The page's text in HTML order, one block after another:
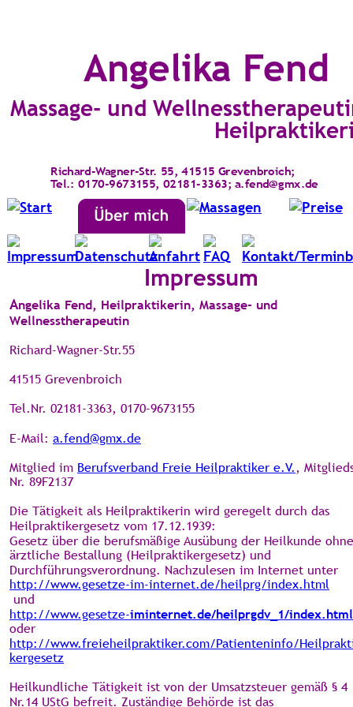
Impressum
Angelika Fend, Heilpraktikerin, Massage- und
Wellnesstherapeutin
Richard-Wagner-Str.55
41515 Grevenbroich
Tel.Nr. 02181-3363, 0170-9673155
E-Mail: a.fend@gmx.de
Mitglied im Berufsverband Freie Heilpraktiker e.V.,
Nr. 89F2137
Die Tätigkeit als Heilpraktikerin wird geregelt durch das
Heilpraktikergesetz vom 17.12.1939:
Gesetz über die berufsmäßige Ausübung der Heilkunde
ärztliche Bestallung (Heilpraktikergesetz) und
Durchführungsverordnung. Nachzulesen im Internet unter
http://www.gesetze-im-internet.de/heilprg/index.html
und
http://www.gesetze-iminternet.de/heilprgdv_1/index.html
oder
http://www.freieheilpraktiker.com/Patienteninfo/
kergesetz
Heilkundliche Tätigkeit ist von der Umsatzsteuer gemäß § 4
Nr.14 UStG befreit. Zuständige Behörde ist das
Angelika Fend
Massage- und
Richard-Wagner-Str. 55, 41515 Grevenbroich;
Tel.: 0170-9673155, 02181-3363; a.fend@gmx.de